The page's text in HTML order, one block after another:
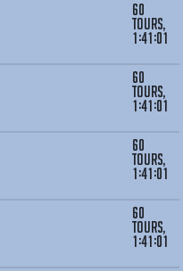
60
tours,
1:41:01
60
tours,
1:41:01
60
tours,
1:41:01
60
tours,
1:41:01